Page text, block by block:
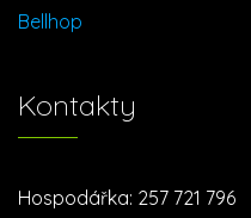
Bellhop
Kontakty
Hospodářka: 257 721 796